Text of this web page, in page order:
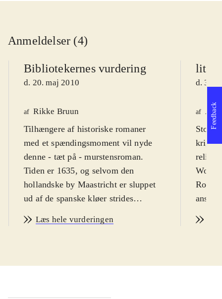
Anmeldelser (4)
Bibliotekernes vurdering
d. 20. maj 2010
af Rikke Bruun
Tilhængere af historiske romaner
med et spændingsmoment vil nyde
denne - tæt på - murstensroman.
Tiden er 1635, og selvom den
hollandske by Maastricht er sluppet
ud af de spanske kløer strides
indenfor murene. Krigen er dog langt
overtage magten. En hensynsløs
og flere tilsyneladende almindelige
Læs hele vurderingen
d. 30.
af
Stor,
krig,
Feedback